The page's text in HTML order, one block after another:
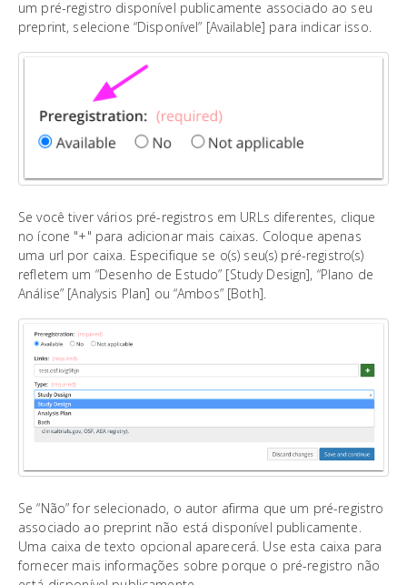
um pré-registro disponível publicamente associado ao seu
preprint, selecione “Disponível” [Available] para indicar isso.
Se você tiver vários pré-registros em URLs diferentes, clique
no ícone "+" para adicionar mais caixas. Coloque apenas
uma url por caixa. Especifique se o(s) seu(s) pré-registro(s)
refletem um “Desenho de Estudo” [Study Design], “Plano de
Análise” [Analysis Plan] ou “Ambos” [Both].
Se “Não” for selecionado, o autor afirma que um pré-registro
associado ao preprint não está disponível publicamente.
Uma caixa de texto opcional aparecerá. Use esta caixa para
fornecer mais informações sobre porque o pré-registro não